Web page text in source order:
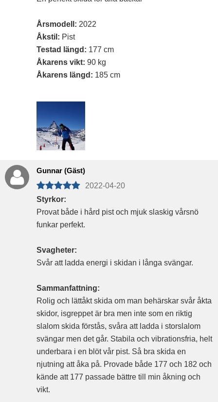
Årsmodell: 2022
Åkstil: Pist
Testad längd: 177 cm
Åkarens vikt: 90 kg
Åkarens längd: 185 cm
Gunnar (Gäst)
2022-04-20
Styrkor:
Provat både i hård pist och mjuk slaskig vårsnö
funkar perfekt.
Svagheter:
Svår att ladda energi i skidan i långa svängar.
Sammanfattning:
Rolig och lättåkt skida om man behärskar svår åkta
skidor, isgreppet är bra men inte som en riktig
slalom skida förstås, svåra att ladda i storslalom
svängar men det går. Stabila och vibrationsfria, helt
underbara i en blöt vår pist. Så bra skida en
njutning att åka på. Provade både 177 och 182 och
kände att 177 passade bättre till min åkning och
vikt.